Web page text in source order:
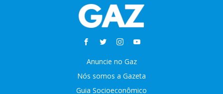
Anuncie no Gaz
Nós somos a Gazeta
Guia Socioeconômico